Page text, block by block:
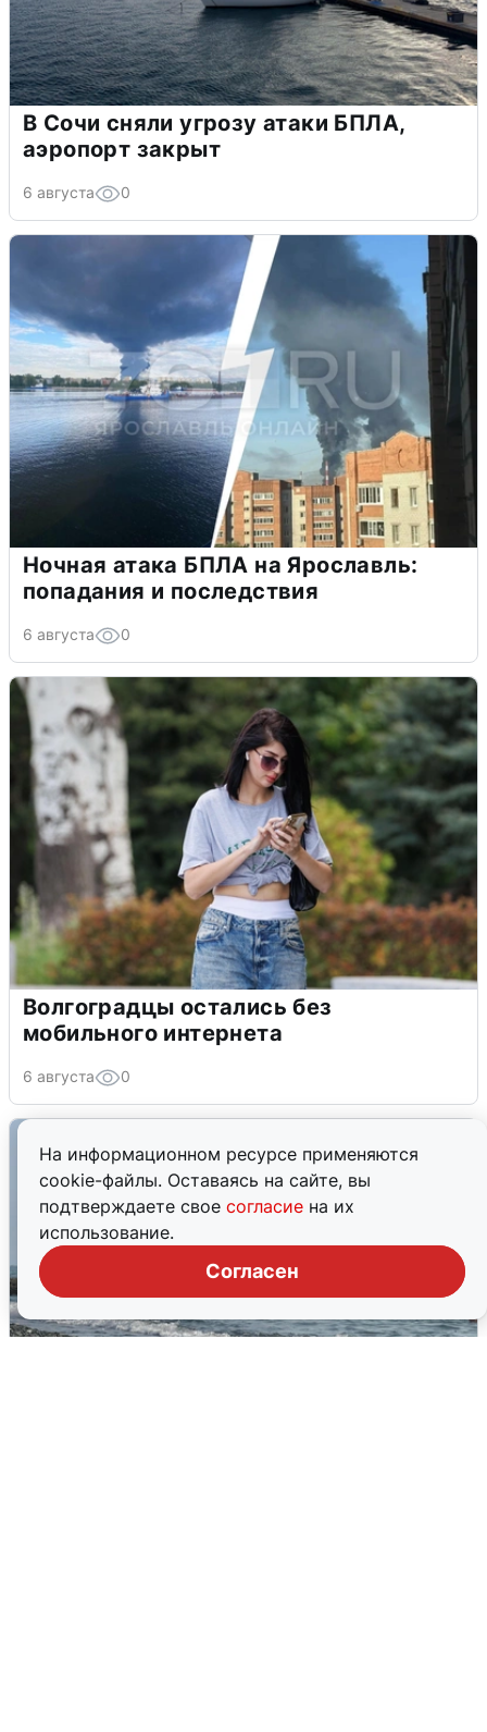
На информационном ресурсе применяются
cookie-файлы. Оставаясь на сайте, вы
подтверждаете свое согласие на их
использование.
Согласен
В Сочи сняли угрозу атаки БПЛА,
аэропорт закрыт
6 августа 0
Ночная атака БПЛА на Ярославль:
попадания и последствия
6 августа 0
Волгоградцы остались без
мобильного интернета
6 августа 0